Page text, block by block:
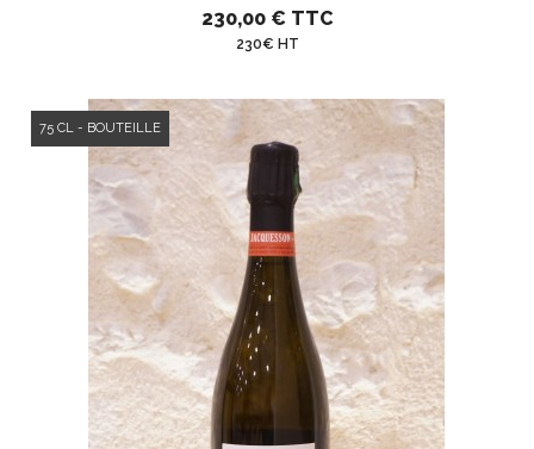
230,00 € TTC
230€ HT
75 CL - BOUTEILLE